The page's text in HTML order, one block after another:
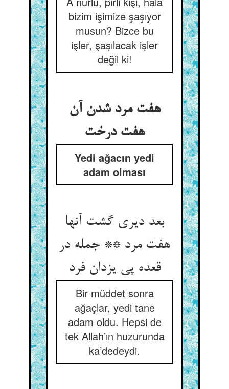
bizim işimize şaşıyor
musun? Bizce bu
işler, şaşılacak işler
değil ki!
هفت مرد شدن آن
هفت درخت
Yedi ağacın yedi
adam olması
بعد دیری گشت آنها
هفت مرد ** جمله در
قعده پی یزدان فرد
Bir müddet sonra
ağaçlar, yedi tane
adam oldu. Hepsi de
tek Allah’ın huzurunda
ka’dedeydi.